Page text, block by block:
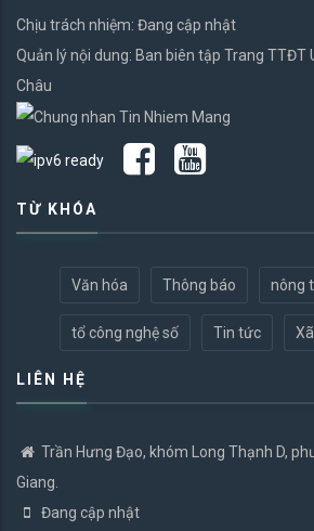
Chịu trách nhiệm: Đang cập nhật
Quản lý nội dung: Ban biên tập Trang TTĐT
Châu
TỪ KHÓA
Văn hóa Thông báo nông
tổ công nghệ số Tin tức
LIÊN HỆ
Trần Hưng Đạo, khóm Long Thạnh D,
Giang.
Đang cập nhật